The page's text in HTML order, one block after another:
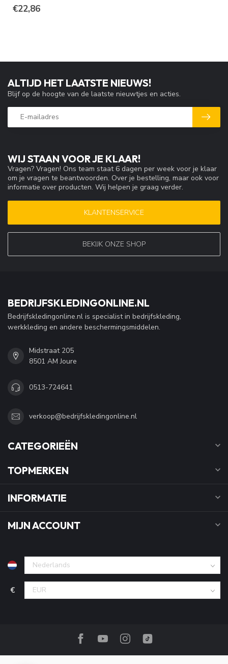
€22,86
WIJ STAAN VOOR JE KLAAR!
Vragen? Vragen! Ons team staat 6 dagen per week voor je klaar
om je vragen te beantwoorden. Over je bestelling, maar ook voor
informatie over producten. Wij helpen je graag verder.
KLANTENSERVICE
BEKIJK ONZE SHOP
ALTIJD HET LAATSTE NIEUWS!
Blijf op de hoogte van de laatste nieuwtjes en acties.
BEDRIJFSKLEDINGONLINE.NL
Bedrijfskledingonline.nl is specialist in bedrijfskleding,
werkkleding en andere beschermingsmiddelen.
Midstraat 205
8501 AM Joure
0513-724641
verkoop@bedrijfskledingonline.nl
CATEGORIEËN
TOPMERKEN
INFORMATIE
MIJN ACCOUNT
€